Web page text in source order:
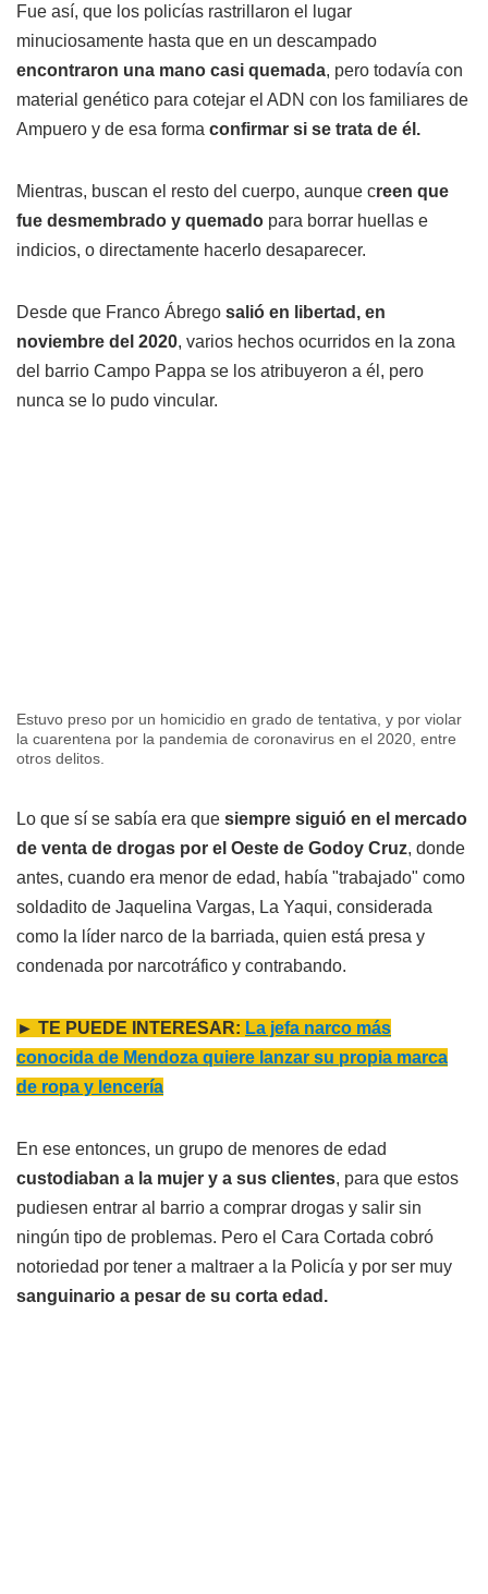
Fue así, que los policías rastrillaron el lugar
minuciosamente hasta que en un descampado
encontraron una mano casi quemada, pero todavía con
material genético para cotejar el ADN con los familiares de
Ampuero y de esa forma confirmar si se trata de él.
Mientras, buscan el resto del cuerpo, aunque creen que
fue desmembrado y quemado para borrar huellas e
indicios, o directamente hacerlo desaparecer.
Desde que Franco Ábrego salió en libertad, en
noviembre del 2020, varios hechos ocurridos en la zona
del barrio Campo Pappa se los atribuyeron a él, pero
nunca se lo pudo vincular.
Estuvo preso por un homicidio en grado de tentativa, y por violar
la cuarentena por la pandemia de coronavirus en el 2020, entre
otros delitos.
Lo que sí se sabía era que siempre siguió en el mercado
de venta de drogas por el Oeste de Godoy Cruz, donde
antes, cuando era menor de edad, había "trabajado" como
soldadito de Jaquelina Vargas, La Yaqui, considerada
como la líder narco de la barriada, quien está presa y
condenada por narcotráfico y contrabando.
► TE PUEDE INTERESAR: La jefa narco más
conocida de Mendoza quiere lanzar su propia marca
de ropa y lencería
En ese entonces, un grupo de menores de edad
custodiaban a la mujer y a sus clientes, para que estos
pudiesen entrar al barrio a comprar drogas y salir sin
ningún tipo de problemas. Pero el Cara Cortada cobró
notoriedad por tener a maltraer a la Policía y por ser muy
sanguinario a pesar de su corta edad.